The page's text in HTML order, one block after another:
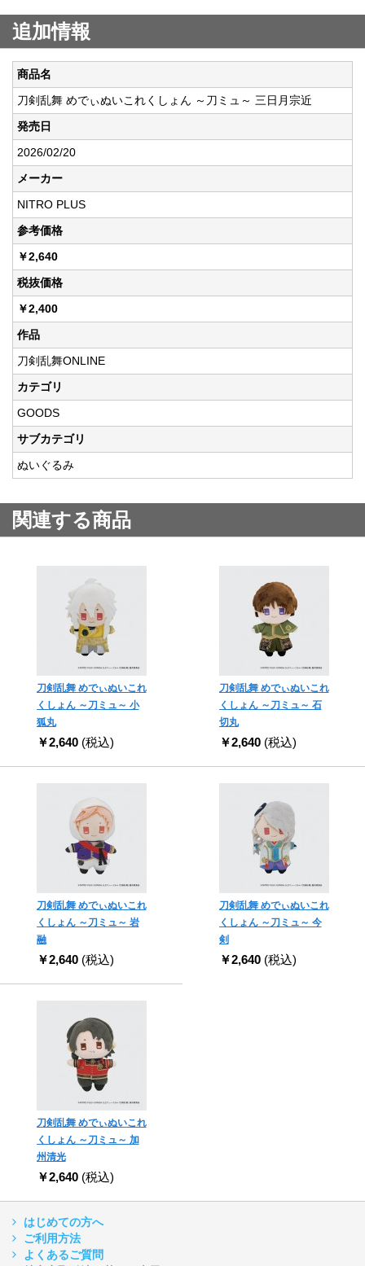
追加情報
商品名
刀剣乱舞 めでぃぬいこれくしょん ～刀ミュ～ 三日月宗近
発売日
2026/02/20
メーカー
NITRO PLUS
参考価格
￥2,640
税抜価格
￥2,400
作品
刀剣乱舞ONLINE
カテゴリ
GOODS
サブカテゴリ
ぬいぐるみ
関連する商品
刀剣乱舞 めでぃぬいこれ
くしょん ～刀ミュ～ 小
狐丸
￥2,640 (税込)
刀剣乱舞 めでぃぬいこれ
くしょん ～刀ミュ～ 石
切丸
￥2,640 (税込)
刀剣乱舞 めでぃぬいこれ
くしょん ～刀ミュ～ 岩
融
￥2,640 (税込)
刀剣乱舞 めでぃぬいこれ
くしょん ～刀ミュ～ 今
剣
￥2,640 (税込)
刀剣乱舞 めでぃぬいこれ
くしょん ～刀ミュ～ 加
州清光
￥2,640 (税込)
はじめての方へ
ご利用方法
よくあるご質問